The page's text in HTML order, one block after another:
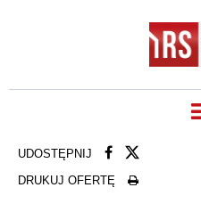
UDOSTĘPNIJ
DRUKUJ OFERTĘ